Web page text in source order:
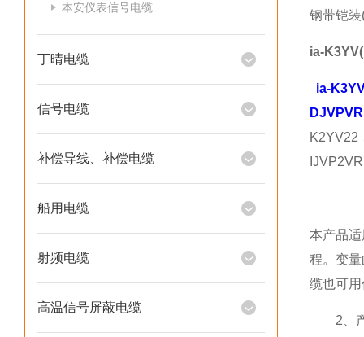
本安仪表信号电缆
丁晴电缆
信号电缆
补偿导线、补偿电缆
船用电缆
射频电缆
高温信号屏蔽电缆
钢带铠
ia-
ia-
本产品
程。变
缆也可
2、产